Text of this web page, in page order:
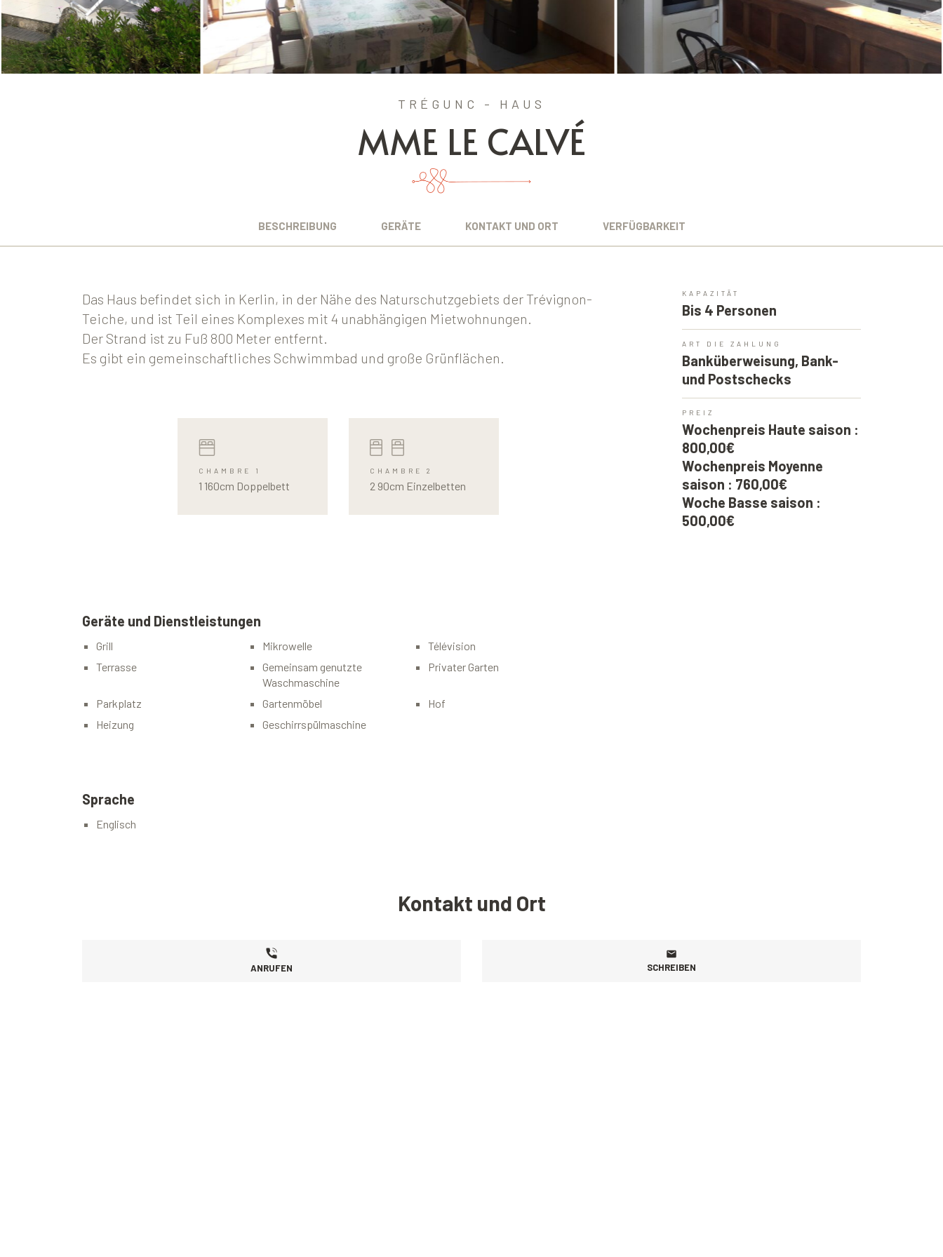
TRÉGUNC - HAUS
MME LE CALVÉ
BESCHREIBUNG GERÄTE KONTAKT UND ORT VERFÜGBARKEIT
Das Haus befindet sich in Kerlin, in der Nähe des Naturschutzgebiets der Trévignon-
Teiche, und ist Teil eines Komplexes mit 4 unabhängigen Mietwohnungen.
Der Strand ist zu Fuß 800 Meter entfernt.
Es gibt ein gemeinschaftliches Schwimmbad und große Grünflächen.
CHAMBRE 1
1 160cm Doppelbett
CHAMBRE 2
2 90cm Einzelbetten
Geräte und Dienstleistungen
Grill Mikrowelle
Télévision
Terrasse
Gemeinsam genutzte
Waschmaschine
Privater Garten
Parkplatz Gartenmöbel
Hof
Heizung
Geschirrspülmaschine
Sprache
Englisch
KAPAZITÄT
Bis 4 Personen
ART DIE ZAHLUNG
Banküberweisung, Bank-
und Postschecks
PREIZ
Wochenpreis Haute saison :
800,00€
Wochenpreis Moyenne
saison : 760,00€
Woche Basse saison :
500,00€
Kontakt und Ort
ANRUFEN SCHREIBEN